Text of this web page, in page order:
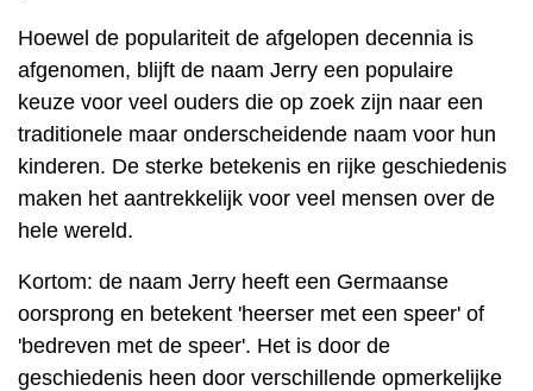
Hoewel de populariteit de afgelopen decennia is
afgenomen, blijft de naam Jerry een populaire
keuze voor veel ouders die op zoek zijn naar een
traditionele maar onderscheidende naam voor hun
kinderen. De sterke betekenis en rijke geschiedenis
maken het aantrekkelijk voor veel mensen over de
hele wereld.
Kortom: de naam Jerry heeft een Germaanse
oorsprong en betekent 'heerser met een speer' of
'bedreven met de speer'. Het is door de
geschiedenis heen door verschillende opmerkelijke